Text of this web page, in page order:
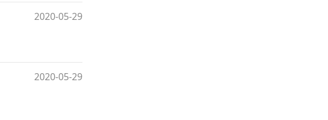
2020-05-29
2020-05-29